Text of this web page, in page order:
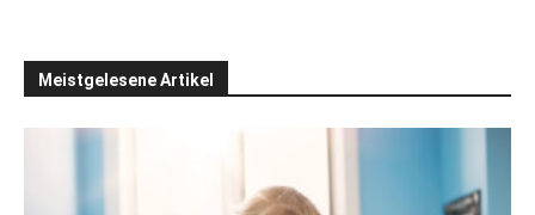
Meistgelesene Artikel